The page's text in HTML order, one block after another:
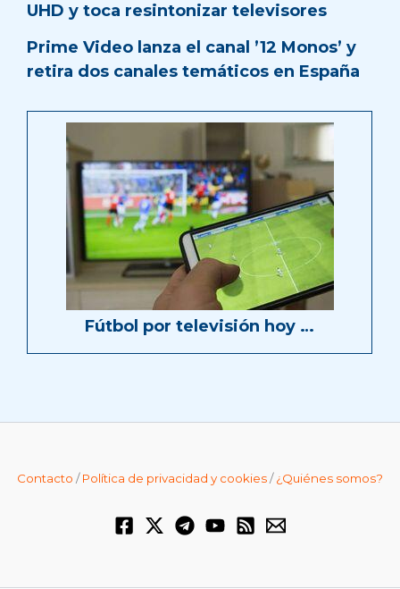
UHD y toca resintonizar televisores
Prime Video lanza el canal ’12 Monos’ y
retira dos canales temáticos en España
Fútbol por televisión hoy …
Contacto /Política de privacidad y cookies/¿Quiénes somos?